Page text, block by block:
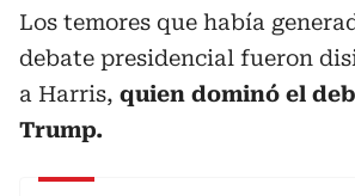
Los temores que había
debate presidencial fueron
a Harris, quien dominó el
Trump.